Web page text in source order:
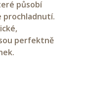
působí
prochladnutí.
perfektně